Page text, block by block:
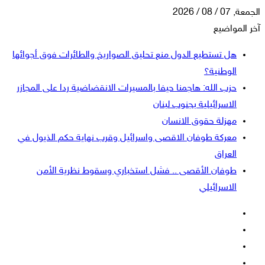
الجمعة, 07 / 08 / 2026
آخر المواضيع
هل تستطيع الدول منع تحليق الصواريخ والطائرات فوق أجوائها
الوطنية؟
حزب الله: هاجمنا حيفا بالمسيرات الانقضاضية ردا على المجازر
الاسرائيلية بجنوب لبنان
مهزلة حقوق الانسان
معركة طوفان الاقصى واسرائيل وقرب نهاية حكم الذيول في
العراق
طوفان الأقصى .. فشل استخباري وسقوط نظرية الأمن
الاسرائيلي